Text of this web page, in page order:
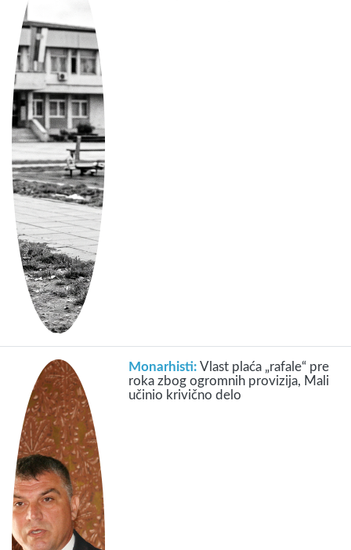
Monarhisti:Vlast plaća „rafale“ pre
roka zbog ogromnih provizija, Mali
učinio krivično delo